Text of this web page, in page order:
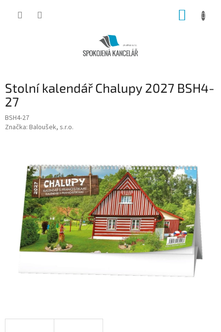
Stolní kalendář Chalupy 2027 BSH4-
27
BSH4-27
Značka: Baloušek, s.r.o.